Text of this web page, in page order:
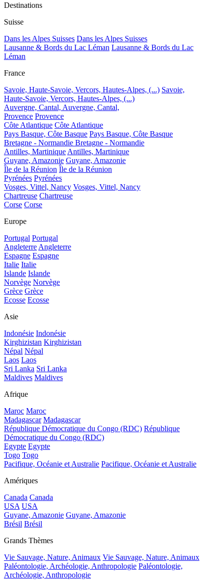
Destinations
Suisse
Dans les Alpes Suisses Dans les Alpes Suisses
Lausanne & Bords du Lac Léman Lausanne & Bords du Lac
Léman
France
Savoie, Haute-Savoie, Vercors, Hautes-Alpes, (...) Savoie,
Haute-Savoie, Vercors, Hautes-Alpes, (...)
Auvergne, Cantal, Auvergne, Cantal,
Provence Provence
Côte Atlantique Côte Atlantique
Pays Basque, Côte Basque Pays Basque, Côte Basque
Bretagne - Normandie Bretagne - Normandie
Antilles, Martinique Antilles, Martinique
Guyane, Amazonie Guyane, Amazonie
Île de la Réunion Île de la Réunion
Pyrénées Pyrénées
Vosges, Vittel, Nancy Vosges, Vittel, Nancy
Chartreuse Chartreuse
Corse Corse
Europe
Portugal Portugal
Angleterre Angleterre
Espagne Espagne
Italie Italie
Islande Islande
Norvège Norvège
Grèce Grèce
Ecosse Ecosse
Asie
Indonésie Indonésie
Kirghizistan Kirghizistan
Népal Népal
Laos Laos
Sri Lanka Sri Lanka
Maldives Maldives
Afrique
Maroc Maroc
Madagascar Madagascar
République Démocratique du Congo (RDC) République
Démocratique du Congo (RDC)
Egypte Egypte
Togo Togo
Pacifique, Océanie et Australie Pacifique, Océanie et Australie
Amériques
Canada Canada
USA USA
Guyane, Amazonie Guyane, Amazonie
Brésil Brésil
Grands Thèmes
Vie Sauvage, Nature, Animaux Vie Sauvage, Nature, Animaux
Paléontologie, Archéologie, Anthropologie Paléontologie,
Archéologie, Anthropologie